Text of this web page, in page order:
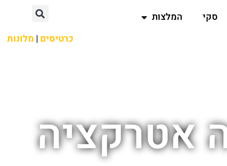
סקי
המלצות
כרטיסים | מלונות
אטרקציה